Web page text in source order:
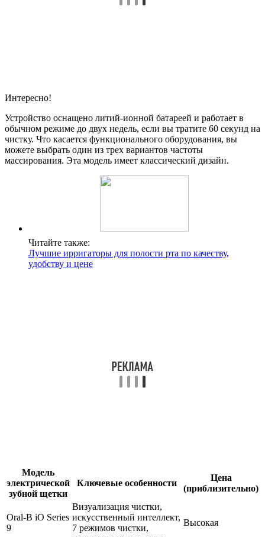
Интересно!
Устройство оснащено литий-ионной батареей и работает в
обычном режиме до двух недель, если вы тратите 60 секунд на
чистку. Что касается функционального оборудования, вы
можете выбрать один из трех вариантов частоты
массирования. Эта модель имеет классический дизайн.
Читайте также:
Лучшие ирригаторы для полости рта по качеству,
удобству и цене
Модель
электрической
зубной щетки
Ключевые особенности
Цена
(приблизительно)
Oral-B iO Series
9
Визуализация чистки,
искусственный интеллект,
7 режимов чистки,
Высокая